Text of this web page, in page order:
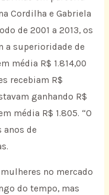
Cordilha e Gabriela
de 2001 a 2013, os
a superioridade de
média R$ 1.814,00
recebiam R$
ganhando R$
média R$ 1.805. “O
anos de
no mercado
do tempo, mas